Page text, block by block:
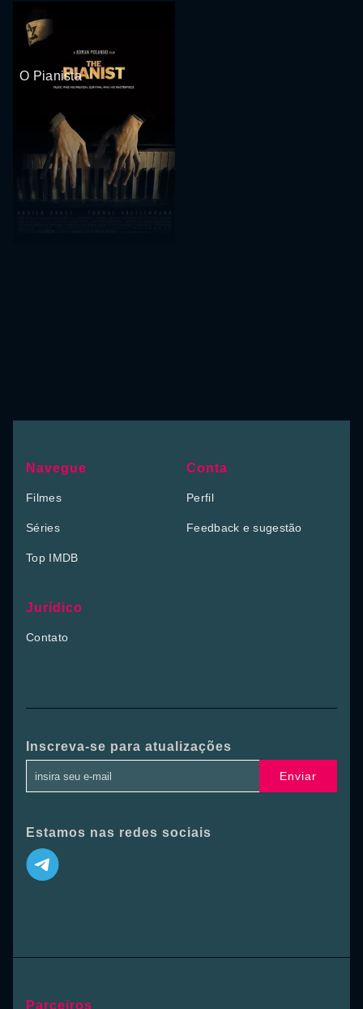
O Pianista
Navegue
Filmes
Séries
Top IMDB
Conta
Perfil
Feedback e sugestão
Jurídico
Contato
Inscreva-se para atualizações
Enviar
Estamos nas redes sociais
Parceiros